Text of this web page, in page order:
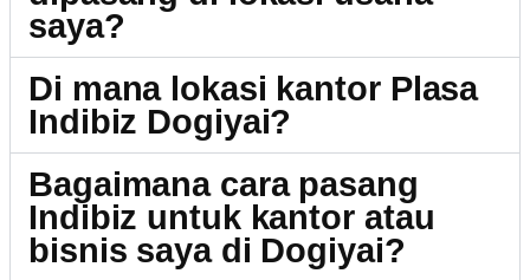
saya?
Di mana lokasi kantor Plasa
Indibiz Dogiyai?
Bagaimana cara pasang
Indibiz untuk kantor atau
bisnis saya di Dogiyai?